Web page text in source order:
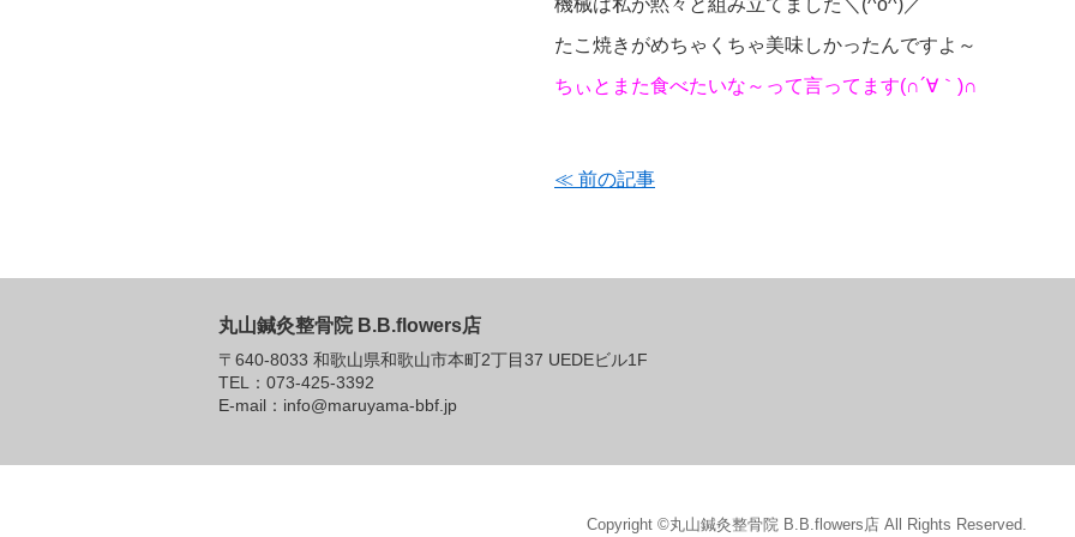
機械は私が黙々と組み立てました＼(^o^)／
たこ焼きがめちゃくちゃ美味しかったんですよ～
ちぃとまた食べたいな～って言ってます(∩´∀｀)∩
≪ 前の記事
丸山鍼灸整骨院 B.B.flowers店
〒640-8033 和歌山県和歌山市本町2丁目37 UEDEビル1F
TEL：073-425-3392
E-mail：info@maruyama-bbf.jp
Copyright ©丸山鍼灸整骨院 B.B.flowers店 All Rights Reserved.